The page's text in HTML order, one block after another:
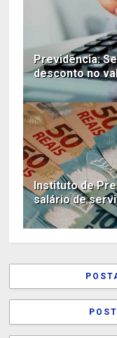
Previdência:
desconto no
Instituto de
salário de